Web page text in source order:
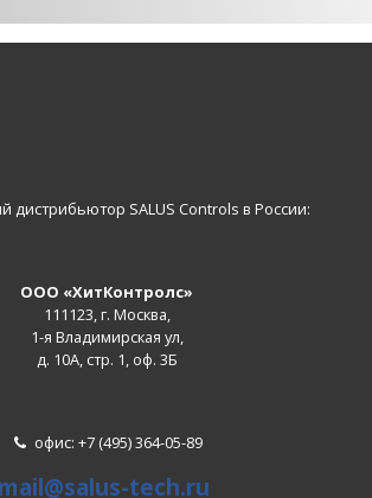
дистрибьютор SALUS Controls в России:
ООО «ХитКонтролс»
111123, г. Москва,
1-я Владимирская ул,
д. 10А, стр. 1, оф. 3Б
офис: +7 (495) 364-05-89
mail@salus-tech.ru